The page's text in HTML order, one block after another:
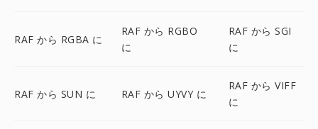
RAF から RGBA に
RAF から RGBO
に
RAF から SGI
に
RAF から SUN に RAF から UYVY に
RAF から VIFF
に